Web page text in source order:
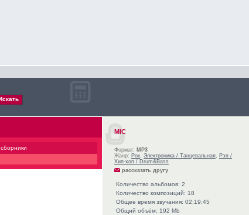
сборники
MIC
Формат: MP3
Жанр: Рок, Электроника / Танцевальная, Рэп /
Хип-хоп / Drum&Bass
рассказать другу
Количество альбомов: 2
Количество композиций: 18
Общее время звучания: 02:19:45
Общий объём: 192 Mb